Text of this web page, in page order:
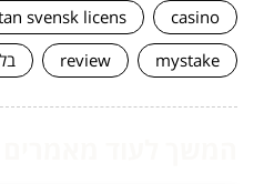
casino
svensk licens
mystake
review